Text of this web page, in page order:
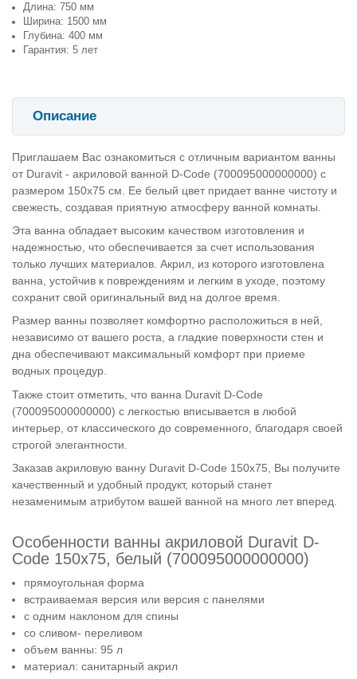
Длина: 750 мм
Ширина: 1500 мм
Глубина: 400 мм
Гарантия: 5 лет
Описание
Приглашаем Вас ознакомиться с отличным вариантом ванны
от Duravit - акриловой ванной D-Code (700095000000000) с
размером 150х75 см. Ее белый цвет придает ванне чистоту и
свежесть, создавая приятную атмосферу ванной комнаты.
Эта ванна обладает высоким качеством изготовления и
надежностью, что обеспечивается за счет использования
только лучших материалов. Акрил, из которого изготовлена
ванна, устойчив к повреждениям и легким в уходе, поэтому
сохранит свой оригинальный вид на долгое время.
Размер ванны позволяет комфортно расположиться в ней,
независимо от вашего роста, а гладкие поверхности стен и
дна обеспечивают максимальный комфорт при приеме
водных процедур.
Также стоит отметить, что ванна Duravit D-Code
(700095000000000) с легкостью вписывается в любой
интерьер, от классического до современного, благодаря своей
строгой элегантности.
Заказав акриловую ванну Duravit D-Code 150х75, Вы получите
качественный и удобный продукт, который станет
незаменимым атрибутом вашей ванной на много лет вперед.
Особенности ванны акриловой Duravit D-
Code 150х75, белый (700095000000000)
прямоугольная форма
встраиваемая версия или версия с панелями
с одним наклоном для спины
со сливом- переливом
объем ванны: 95 л
материал: санитарный акрил